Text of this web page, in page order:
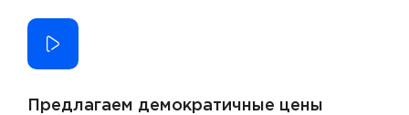
Предлагаем демократичные цены